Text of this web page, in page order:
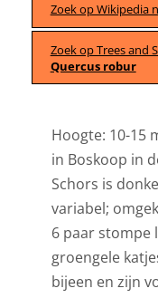
Zoek op Wikipedia
Zoek op Trees and
Quercus robur
Hoogte: 10-15
in Boskoop in
Schors is
variabel;
6 paar stompe
groengele
bijeen en zijn